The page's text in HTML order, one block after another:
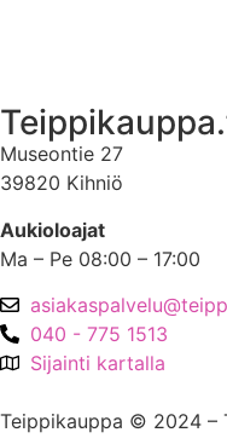
Museontie 27
39820 Kihniö
Aukioloajat
Ma – Pe 08:00 – 17:00
040 - 775 1513
Sijainti kartalla
Teippikauppa © 2024 –